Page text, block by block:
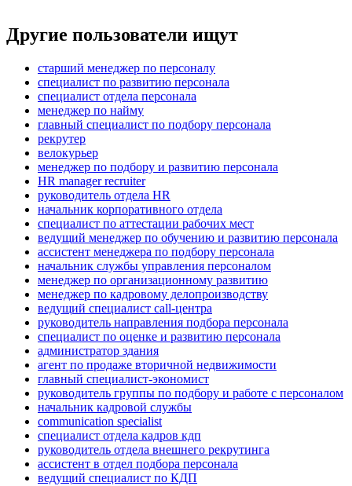
Другие пользователи ищут
старший менеджер по персоналу
специалист по развитию персонала
специалист отдела персонала
менеджер по найму
главный специалист по подбору персонала
рекрутер
велокурьер
менеджер по подбору и развитию персонала
HR manager recruiter
руководитель отдела HR
начальник корпоративного отдела
специалист по аттестации рабочих мест
ведущий менеджер по обучению и развитию персонала
ассистент менеджера по подбору персонала
начальник службы управления персоналом
менеджер по организационному развитию
менеджер по кадровому делопроизводству
ведущий специалист call-центра
руководитель направления подбора персонала
специалист по оценке и развитию персонала
администратор здания
агент по продаже вторичной недвижимости
главный специалист-экономист
руководитель группы по подбору и работе с персоналом
начальник кадровой службы
communication specialist
специалист отдела кадров кдп
руководитель отдела внешнего рекрутинга
ассистент в отдел подбора персонала
ведущий специалист по КДП